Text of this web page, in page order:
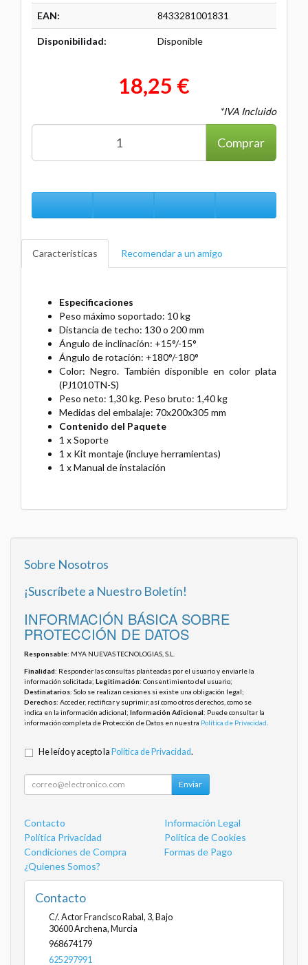
EAN: 8433281001831
Disponibilidad: Disponible
18,25 €
*IVA Incluido
Comprar
Características Recomendar a un amigo
Especificaciones
Peso máximo soportado: 10 kg
Distancia de techo: 130 o 200 mm
Ángulo de inclinación: +15°/-15°
Ángulo de rotación: +180°/-180°
Color: Negro. También disponible en color plata
(PJ1010TN-S)
Peso neto: 1,30 kg. Peso bruto: 1,40 kg
Medidas del embalaje: 70x200x305 mm
Contenido del Paquete
1 x Soporte
1 x Kit montaje (incluye herramientas)
1 x Manual de instalación
Sobre Nosotros
¡Suscríbete a Nuestro Boletín!
INFORMACIÓN BÁSICA SOBRE
PROTECCIÓN DE DATOS
Responsable: MYA NUEVAS TECNOLOGIAS, S.L.
Finalidad: Responder las consultas planteadas por el usuario y enviarle la
información solicitada; Legitimación: Consentimiento del usuario;
Destinatarios: Solo se realizan cesiones si existe una obligación legal;
Derechos: Acceder, rectificar y suprimir, así como otros derechos, como se
indica en la información adicional; Información Adicional: Puede consultar la
información completa de Protección de Datos en nuestra Política de Privacidad
He leído y acepto la Política de Privacidad.
Enviar
Contacto
Información Legal
Política Privacidad
Política de Cookies
Condiciones de Compra
Formas de Pago
¿Quienes Somos?
Contacto
C/. Actor Francisco Rabal, 3, Bajo
30600Archena, Murcia
968674179
625297991